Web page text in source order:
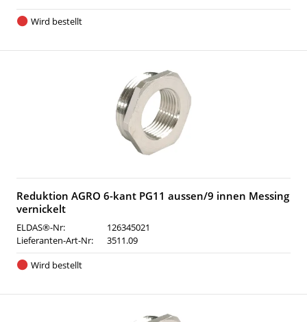
Wird bestellt
Reduktion AGRO 6-kant PG11 aussen/9 innen Messing
vernickelt
ELDAS®-Nr:
126345021
Lieferanten-Art-Nr:
3511.09
Wird bestellt